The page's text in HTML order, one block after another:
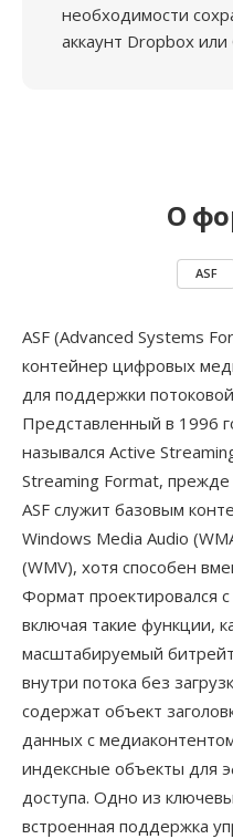
необходимости
аккаунт Dropbox
О
ASF
ASF (Advanced Systems
контейнер цифровых
для поддержки
Представленный в 1996
назывался Active
Streaming Format,
ASF служит базовым
Windows Media Audio
(WMV), хотя способен
Формат проектировался
включая такие функции,
масштабируемый
внутри потока без
содержат объект
данных с
индексные объекты для
доступа. Одно из
встроенная поддержка